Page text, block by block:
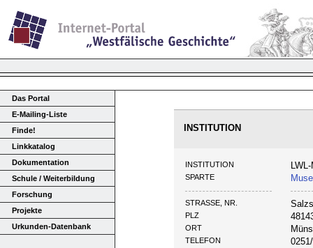
Das Portal
E-Mailing-Liste
Finde!
Linkkatalog
Dokumentation
Schule / Weiterbildung
Forschung
Projekte
Urkunden-Datenbank
INSTITUTION
INSTITUTION
SPARTE
STRASSE, NR.
PLZ
ORT
TELEFON